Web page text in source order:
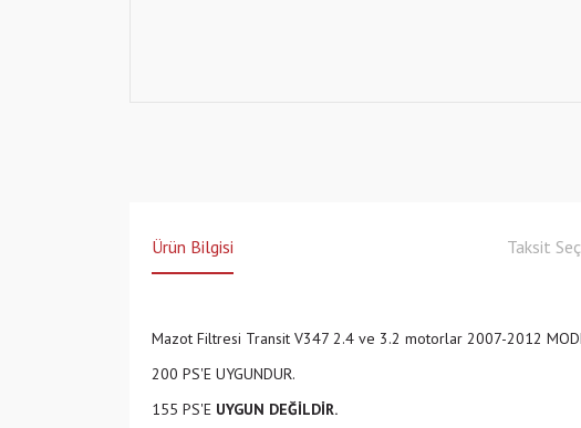
Ürün Bilgisi Taksit
Mazot Filtresi Transit V347 2.4 ve 3.2 motorlar 2007-2012
200 PS'E UYGUNDUR.
155 PS'E UYGUN DEĞİLDİR.